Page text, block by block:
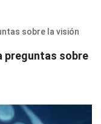
preguntas sobre